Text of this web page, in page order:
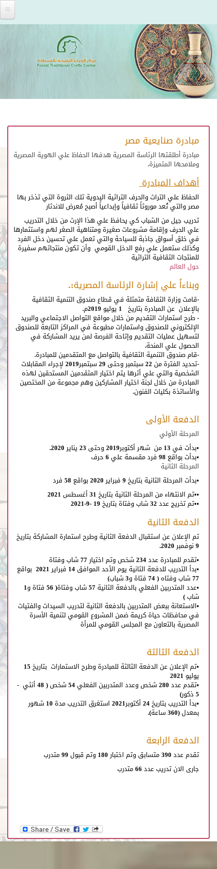
Skip to main content
مبادرة صنايعية مصر
مبادرة أطلقتها الرئاسة المصرية هدفها الحفاظ علي الهوية المصرية
وملامحها المتميزة.
أهداف المبادرة
الحفاظ علي التراث والحرف التراثية اليدوية تلك الثروة التي تذخر بها
مصر والتي تُعد موروثاً ثقافياً وإبداعياً أصبح مُعرض للاندثار
تدريب جيل من الشباب كي يحافظ علي هذا الإرث من خلال التدريب
علي الحرف وإقامة مشروعات صغيرة ومتناهية الصغر لهم واستثمارها
في خلق أسواق جاذبة للسياحة والتي تعمل علي تحسين دخل الفرد
وكذلك ستعمل علي رفع الدخل القومي وأن تكون منتجاتهم سفيرة
للمنتجات الثقافية التراثية
حول العالم
وبناءاً علي إشارة الرئاسة المصرية:.
-قامت وزارة الثقافة متمثلة في قطاع صندوق التنمية الثقافية
بالإعلان عن المبادرة بتاريخ 1 يوليو 2019م.
- طرح استمارات التقديم من خلال مواقع التواصل الاجتماعي والبريد
الإلكتروني للصندوق واستمارات مطبوعة في المراكز التابعة للصندوق
لتسهيل عمليات التقديم وإتاحة الفرصة لمن يريد المشاركة في
الحصول علي المنحة.
-قام صندوق التنمية الثقافية بالتواصل مع المتقدمين للمبادرة.
-تحديد الفترة من 22 سبتمبر وحتى 29 سبتمبر2019 لإجراء المقابلات
الشخصية والتي علي أثرها يتم اختيار المتقدمين المستحقين لهذه
المبادرة من خلال لجنة اختيار المشاركين وهم مجموعة من المختصين
والأساتذة بكليات الفنون.
الدفعة الأولى
المرحلة الأولي
•بدأت في 13 من شهر أكتوبر2019 وحتى 23 يناير 2020.
•بدأت بواقع 98 فرد مقسمة علي 6 حرف
المرحلة الثانية
•بدأت المرحلة الثانية بتاريخ 9 فبراير 2020 بواقع 58 فرد
••تم الانتهاء من المرحلة الثانية بتاريخ 31 أغسطس 2021
••تم تخريج عدد 32 شاب وفتاة بتاريخ 19 -9-2021
الدفعة الثانية
تم الإعلان عن استقبال الدفعة الثانية وطرح استمارة المشاركة بتاريخ
9 نوفمبر 2020.
•تقدم للمبادرة عدد 234 شخص وتم اختيار 77 شاب وفتاة
•بدأ التدريب للدفعة الثانية يوم الأحد الموافق 14 فبراير 2021 بواقع
77 شاب وفتاه ( 74 فتاة و3 شباب)
•عدد المتدربين الفعلي بالدفعة الثانية 57 شاب وفتاة( 56 فتاة و1
شاب )
•الاستعانة ببعض المتدربين بالدفعة الثانية لتدريب السيدات والفتيات
في محافظات حياة كريمة ضمن المشروع القومي لتنمية الأسرة
المصرية بالتعاون مع المجلس القومي للمرأة
الدفعة الثالثة
•تم الإعلان عن الدفعة الثالثة للمبادرة وطرح الاستمارات بتاريخ 15
يوليو 2021
•تقدم عدد 280 شخص وعدد المتدربين الفعلي 54 شخص ( 48 أنثي -
5 ذكور)
•بدأ التدريب بتاريخ 24 أكتوبر2021 استغرق التدريب مدة 10 شهور
بمعدل (360 ساعة).
الدفعة الرابعة
تقدم عدد 390 متسابق وتم اختبار 180 وتم قبول 99 متدرب
جارى الان تدريب عدد 66 متدرب